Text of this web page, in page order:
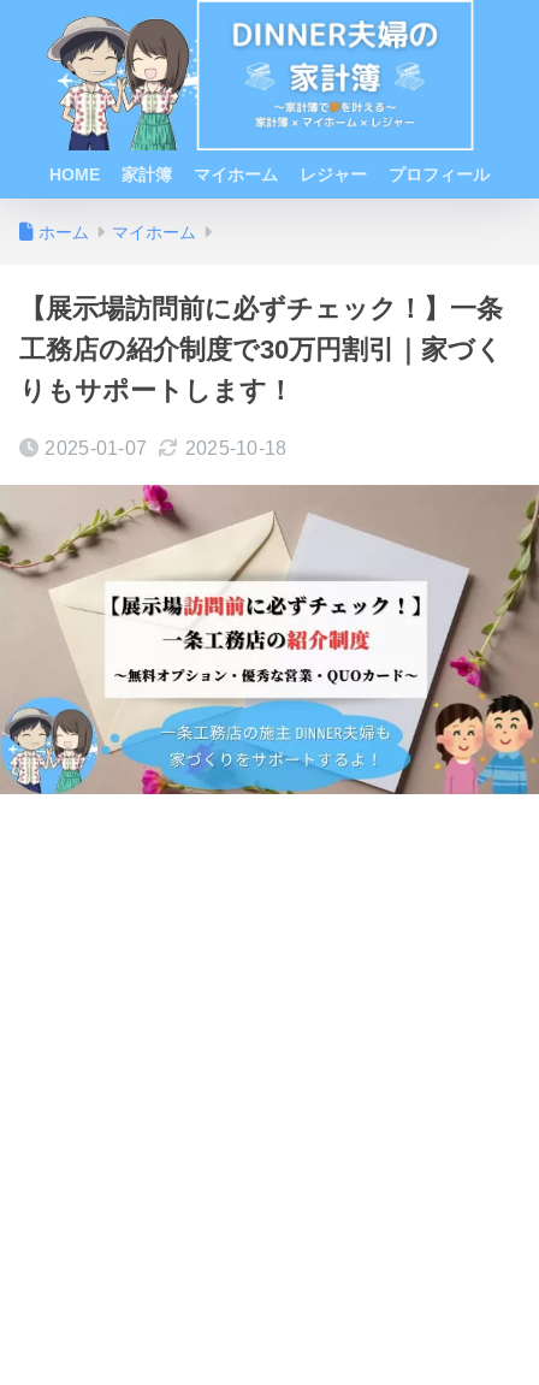
HOME 家計簿 マイホーム レジャー プロフィール
ホーム マイホーム
【展示場訪問前に必ずチェック！】一条
工務店の紹介制度で30万円割引｜家づく
りもサポートします！
2025-01-07 2025-10-18